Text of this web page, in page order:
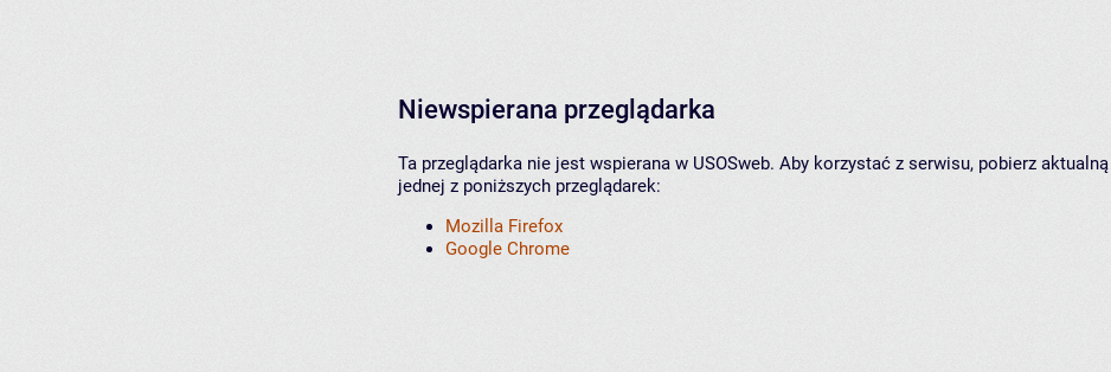
Niewspierana przeglądarka
Ta przeglądarka nie jest wspierana w USOSweb. Aby korzystać z serwisu, pobierz
jednej z poniższych przeglądarek:
Mozilla Firefox
Google Chrome